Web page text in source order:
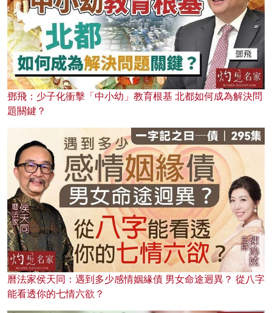
鄧飛：少子化衝擊「中小幼」教育根基 北都如何成為解決問
題關鍵？
曆法家侯天同：遇到多少感情姻緣債 男女命途迥異？ 從八字
能看透你的七情六欲？